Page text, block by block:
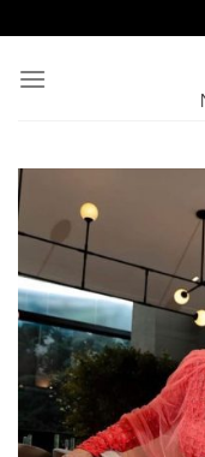
to
content